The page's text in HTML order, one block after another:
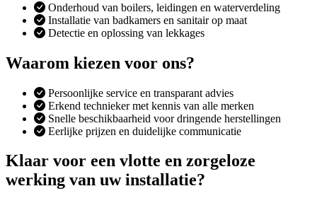
Onderhoud van boilers, leidingen en waterverdeling
Installatie van badkamers en sanitair op maat
Detectie en oplossing van lekkages
Waarom kiezen voor ons?
Persoonlijke service en transparant advies
Erkend technieker met kennis van alle merken
Snelle beschikbaarheid voor dringende herstellingen
Eerlijke prijzen en duidelijke communicatie
Klaar voor een vlotte en zorgeloze
werking van uw installatie?